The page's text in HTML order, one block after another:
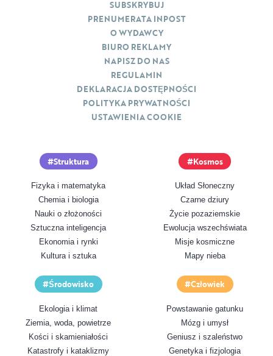
Struktura
Fizyka i matematyka
Chemia i biologia
Nauki o złożoności
Sztuczna inteligencja
Ekonomia i rynki
Kultura i sztuka
Kosmos
Układ Słoneczny
Czarne dziury
Życie pozaziemskie
Ewolucja wszechświata
Misje kosmiczne
Mapy nieba
Środowisko
Ekologia i klimat
Ziemia, woda, powietrze
Kości i skamieniałości
Katastrofy i kataklizmy
Człowiek
Powstawanie gatunku
Mózg i umysł
Geniusz i szaleństwo
Genetyka i fizjologia
SUBSKRYBUJ
PRENUMERATA INPOST
O WYDAWCY
BIURO REKLAMY
NAPISZ DO NAS
REGULAMIN
DEKLARACJA DOSTĘPNOŚCI
POLITYKA PRYWATNOŚCI
USTAWIENIA COOKIE